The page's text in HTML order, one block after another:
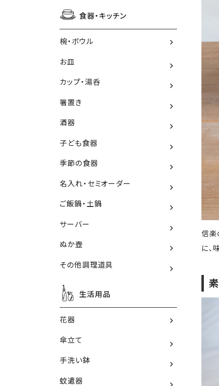
食器・キッチン
椀・ボウル
お皿
カップ・湯呑
箸置き
酒器
子ども食器
季節の食器
名入れ・セミオーダー
ご飯鍋・土鍋
サーバー
ぬか壺
その他調理道具
生活用品
花器
傘立て
手洗い鉢
蚊遣器
信楽
に、